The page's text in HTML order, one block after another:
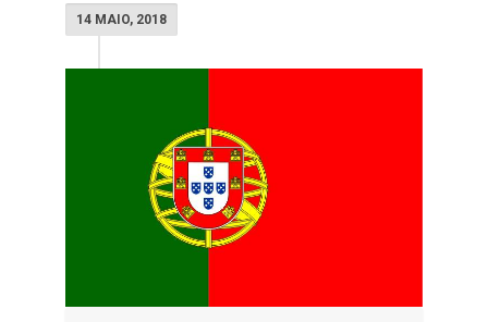
14 MAIO, 2018